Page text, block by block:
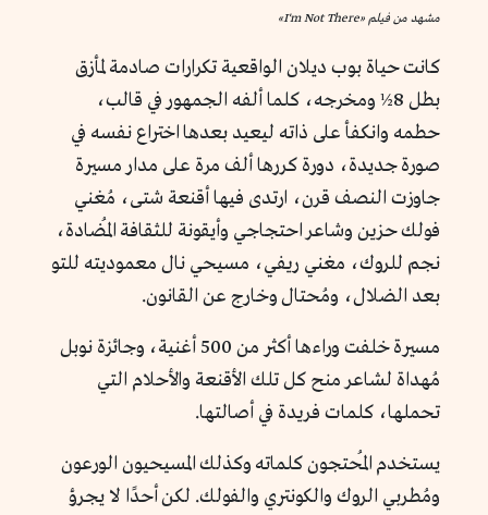
مشهد من فيلم «I'm Not There»
كانت حياة بوب ديلان الواقعية تكرارات صادمة لمأزق
بطل 8½ ومخرجه، كلما ألفه الجمهور في قالب،
حطمه وانكفأ على ذاته ليعيد بعدها اختراع نفسه في
صورة جديدة، دورة كررها ألف مرة على مدار مسيرة
جاوزت النصف قرن، ارتدى فيها أقنعة شتى، مُغني
فولك حزين وشاعر احتجاجي وأيقونة للثقافة المُضادة،
نجم للروك، مغني ريفي، مسيحي نال معموديته للتو
بعد الضلال، ومُحتال وخارج عن القانون.
مسيرة خلفت وراءها أكثر من 500 أغنية، وجائزة نوبل
مُهداة لشاعر منح كل تلك الأقنعة والأحلام التي
تحملها، كلمات فريدة في أصالتها.
يستخدم المُحتجون كلماته وكذلك المسيحيون الورعون
ومُطربي الروك والكونتري والفولك. لكن أحدًا لا يجرؤ